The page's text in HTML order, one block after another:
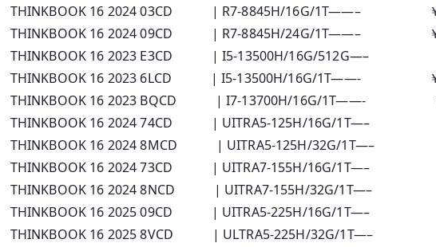
16 2024 03CD | R7-8845H/16G/1T——– ￥
16 2024 09CD | R7-8845H/24G/1T——– ￥
16 2023 E3CD | I5-13500H/16G/512G—– ￥
16 2023 6LCD | I5-13500H/16G/1T——- ￥
16 2023 BQCD | I7-13700H/16G/1T——- ￥
16 2024 74CD | UITRA5-125H/16G/1T—– ￥
16 2024 8MCD | UITRA5-125H/32G/1T—–
16 2024 73CD | UITRA7-155H/16G/1T—– ￥
16 2024 8NCD | UITRA7-155H/32G/1T—– ￥
16 2025 09CD | UITRA5-225H/16G/1T—– ￥
16 2025 8VCD | ULTRA5-225H/32G/1T—– ￥